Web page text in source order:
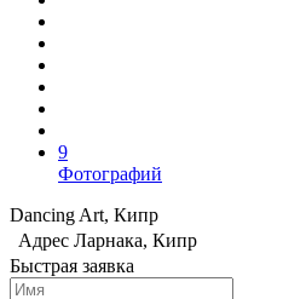
9
Фотографий
Dancing Art, Кипр
Адрес Ларнака, Кипр
Быстрая заявка